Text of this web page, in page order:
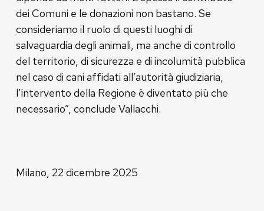
dei Comuni e le donazioni non bastano. Se
consideriamo il ruolo di questi luoghi di
salvaguardia degli animali, ma anche di controllo
del territorio, di sicurezza e di incolumità pubblica
nel caso di cani affidati all’autorità giudiziaria,
l’intervento della Regione è diventato più che
necessario”, conclude Vallacchi.
Milano, 22 dicembre 2025